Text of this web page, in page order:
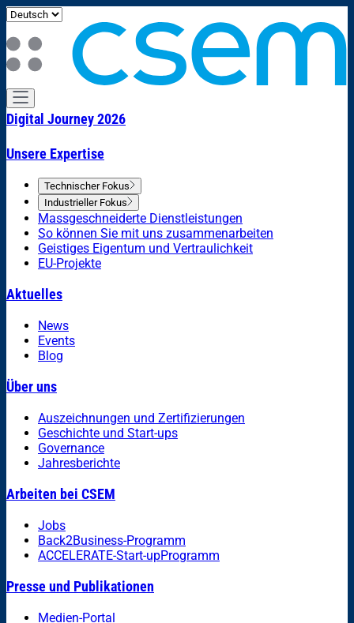
Digital Journey 2026
Unsere Expertise
Technischer Fokus
Industrieller Fokus
Massgeschneiderte Dienstleistungen
So können Sie mit uns zusammenarbeiten
Geistiges Eigentum und Vertraulichkeit
EU-Projekte
Aktuelles
News
Events
Blog
Über uns
Auszeichnungen und Zertifizierungen
Geschichte und Start-ups
Governance
Jahresberichte
Arbeiten bei CSEM
Jobs
Back2Business-Programm
ACCELERATE-Start-upProgramm
Presse und Publikationen
Medien-Portal